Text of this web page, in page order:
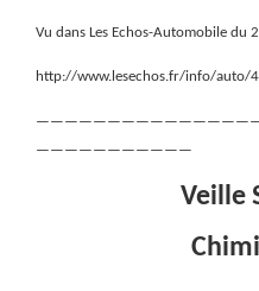
Vu dans Les Echos-Automobile du
http://www.lesechos.fr/info/auto/
———————————
Veille